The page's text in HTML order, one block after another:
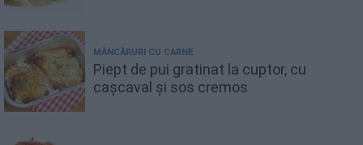
MÂNCĂRURI CU CARNE
Piept de pui gratinat la cuptor, cu
cașcaval și sos cremos